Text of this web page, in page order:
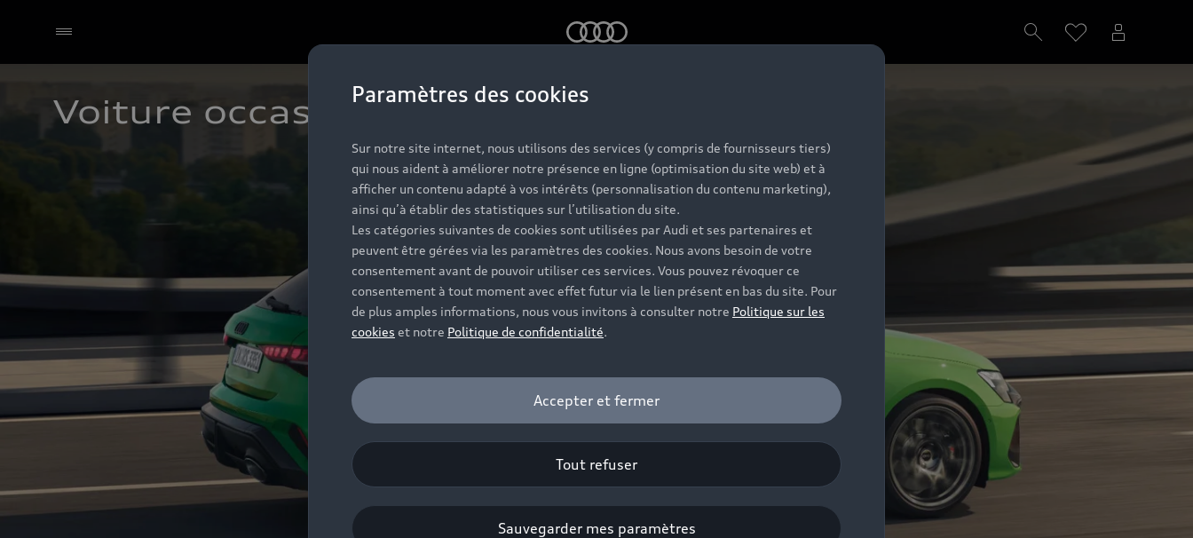
Sélectionner un Partenaire
Voiture occasion LilleParamètres des cookies
Sur notre site internet, nous utilisons des services (y compris de fournisseurs tiers)
qui nous aident à améliorer notre présence en ligne (optimisation du site web) et à
afficher un contenu adapté à vos intérêts (personnalisation du contenu marketing),
ainsi qu’à établir des statistiques sur l’utilisation du site.
Les catégories suivantes de cookies sont utilisées par Audi et ses partenaires et
peuvent être gérées via les paramètres des cookies. Nous avons besoin de votre
consentement avant de pouvoir utiliser ces services. Vous pouvez révoquer ce
consentement à tout moment avec effet futur via le lien présent en bas du site. Pour
de plus amples informations, nous vous invitons à consulter notre Politique sur les
cookies et notre Politique de confidentialité.
Accepter et fermer
Tout refuser
Sauvegarder mes paramètres